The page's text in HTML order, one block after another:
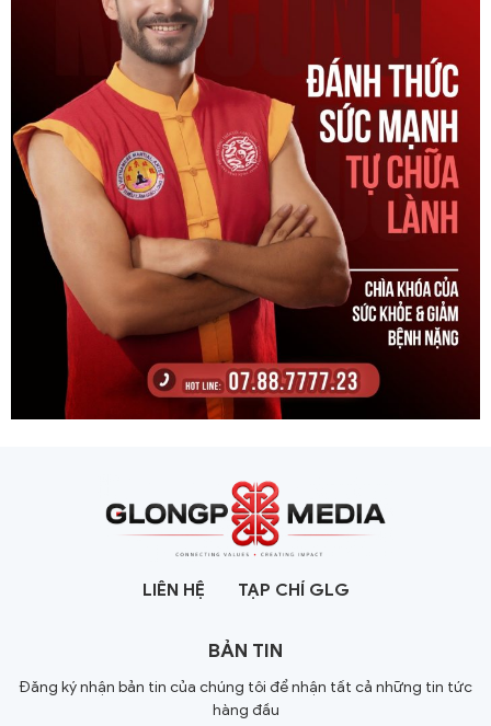
LIÊN HỆ TẠP CHÍ GLG
BẢN TIN
Đăng ký nhận bản tin của chúng tôi để nhận tất cả những tin tức
hàng đầu